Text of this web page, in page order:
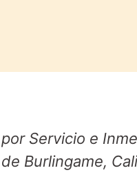
Servicio e
Burlingame,